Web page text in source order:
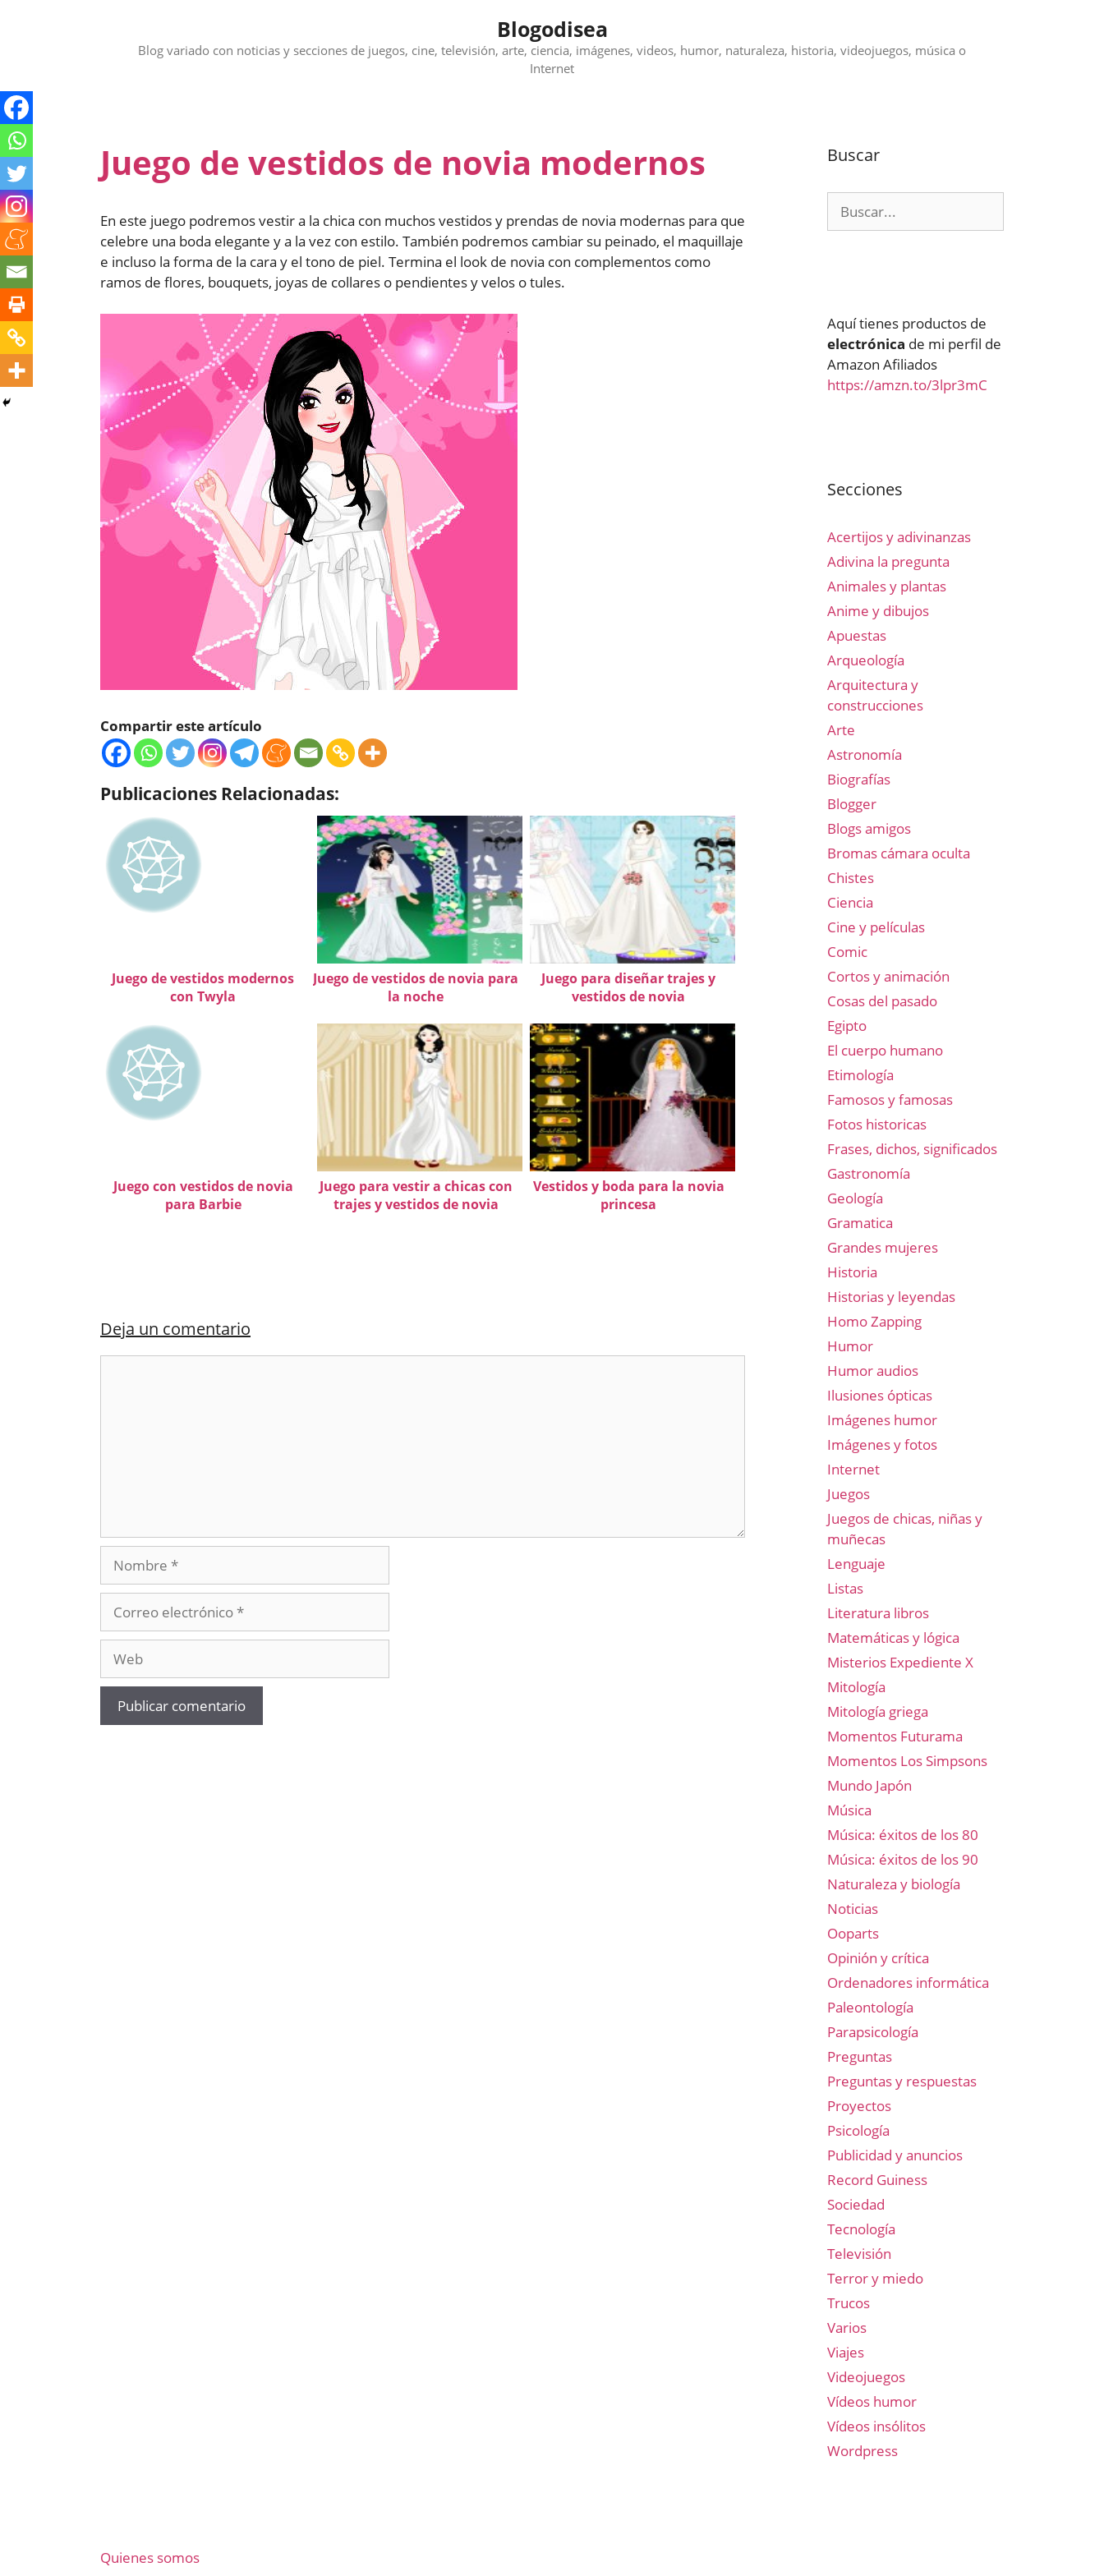
Blogodisea
Blog variado con noticias y secciones de juegos, cine, televisión, arte, ciencia, imágenes, videos, humor, naturaleza, historia, videojuegos, música o
Internet
Juego de vestidos de novia modernos
En este juego podremos vestir a la chica con muchos vestidos y prendas de novia modernas para que
celebre una boda elegante y a la vez con estilo. También podremos cambiar su peinado, el maquillaje
e incluso la forma de la cara y el tono de piel. Termina el look de novia con complementos como
ramos de flores, bouquets, joyas de collares o pendientes y velos o tules.
Compartir este artículo
Publicaciones Relacionadas:
Juego de vestidos modernos
con Twyla
Juego de vestidos de novia para
la noche
Juego para diseñar trajes y
vestidos de novia
Juego con vestidos de novia
para Barbie
Juego para vestir a chicas con
trajes y vestidos de novia
Vestidos y boda para la novia
princesa
Deja un comentario
Nombre
electrónico
Buscar
Aquí tienes productos de
electrónica de mi perfil de
Amazon Afiliados
https://amzn.to/3lpr3mC
Secciones
Acertijos y adivinanzas
Adivina la pregunta
Animales y plantas
Anime y dibujos
Apuestas
Arqueología
Arquitectura y
construcciones
Arte
Astronomía
Biografías
Blogger
Blogs amigos
Bromas cámara oculta
Chistes
Ciencia
Cine y películas
Comic
Cortos y animación
Cosas del pasado
Egipto
El cuerpo humano
Etimología
Famosos y famosas
Fotos historicas
Frases, dichos, significados
Gastronomía
Geología
Gramatica
Grandes mujeres
Historia
Historias y leyendas
Homo Zapping
Humor
Humor audios
Ilusiones ópticas
Imágenes humor
Imágenes y fotos
Internet
Juegos
Juegos de chicas, niñas y
muñecas
Lenguaje
Listas
Literatura libros
Matemáticas y lógica
Misterios Expediente X
Mitología
Mitología griega
Momentos Futurama
Momentos Los Simpsons
Mundo Japón
Música
Música: éxitos de los 80
Música: éxitos de los 90
Naturaleza y biología
Noticias
Ooparts
Opinión y crítica
Ordenadores informática
Paleontología
Parapsicología
Preguntas
Preguntas y respuestas
Proyectos
Psicología
Publicidad y anuncios
Record Guiness
Sociedad
Tecnología
Televisión
Terror y miedo
Trucos
Varios
Viajes
Videojuegos
Vídeos humor
Vídeos insólitos
Wordpress
Quienes somos